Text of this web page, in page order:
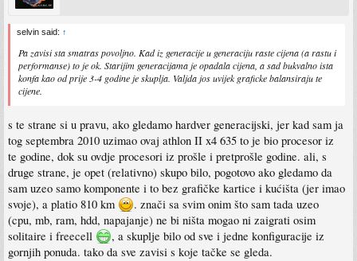
selvin said: ↑
Pa zavisi sta smatras povoljno. Kad iz generacije u generaciju raste cijena (a rastu i
performanse) to je ok. Starijim generacijama je opadala cijena, a sad bukvalno ista
konfa kao od prije 3-4 godine je skuplja. Valjda jos uvijek graficke balansiraju te
cijene.
s te strane si u pravu, ako gledamo hardver generacijski, jer kad sam ja
tog septembra 2010 uzimao ovaj athlon II x4 635 to je bio procesor iz
te godine, dok su ovdje procesori iz prošle i pretprošle godine. ali, s
druge strane, je opet (relativno) skupo bilo, pogotovo ako gledamo da
sam uzeo samo komponente i to bez grafičke kartice i kućišta (jer imao
svoje), a platio 810 km
. znači sa svim onim što sam tada uzeo
(cpu, mb, ram, hdd, napajanje) ne bi ništa mogao ni zaigrati osim
solitaire i freecell
, a skuplje bilo od sve i jedne konfiguracije iz
gornjih ponuda. tako da sve zavisi s koje tačke se gleda.